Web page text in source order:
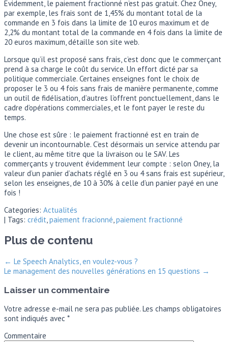
Evidemment, le paiement fractionné n’est pas gratuit. Chez Oney,
par exemple, les frais sont de 1,45% du montant total de la
commande en 3 fois dans la limite de 10 euros maximum et de
2,2% du montant total de la commande en 4 fois dans la limite de
20 euros maximum, détaille son site web.
Lorsque qu’il est proposé sans frais, c’est donc que le commerçant
prend à sa charge le coût du service. Un effort dicté par sa
politique commerciale. Certaines enseignes font le choix de
proposer le 3 ou 4 fois sans frais de manière permanente, comme
un outil de fidélisation, d’autres l’offrent ponctuellement, dans le
cadre d’opérations commerciales, et le font payer le reste du
temps.
Une chose est sûre : le paiement fractionné est en train de
devenir un incontournable. C’est désormais un service attendu par
le client, au même titre que la livraison ou le SAV. Les
commerçants y trouvent évidemment leur compte : selon Oney, la
valeur d’un panier d’achats réglé en 3 ou 4 sans frais est supérieur,
selon les enseignes, de 10 à 30% à celle d’un panier payé en une
fois !
Categories: Actualités
| Tags: crédit paiement fracionné paiement fractionné
Plus de contenu
← Le Speech Analytics, en voulez-vous ?
Le management des nouvelles générations en 15 questions →
Laisser un commentaire
Votre adresse e-mail ne sera pas publiée. Les champs obligatoires
sont indiqués avec *
Commentaire